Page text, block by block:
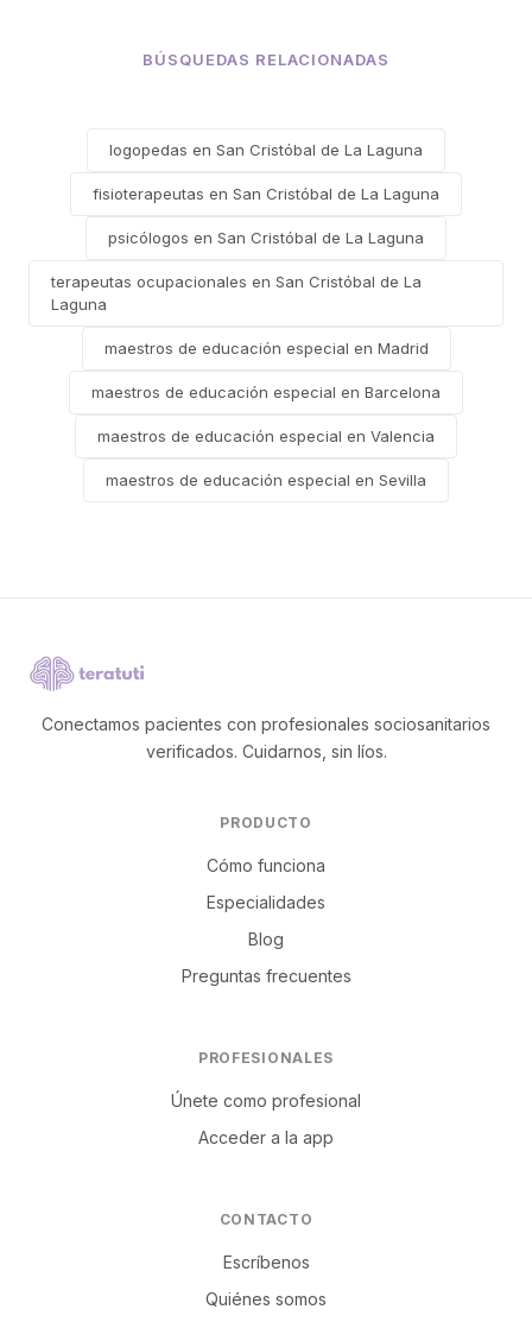
BÚSQUEDAS RELACIONADAS
logopedas en San Cristóbal de La Laguna
fisioterapeutas en San Cristóbal de La Laguna
psicólogos en San Cristóbal de La Laguna
terapeutas ocupacionales en San Cristóbal de La
Laguna
maestros de educación especial en Madrid
maestros de educación especial en Barcelona
maestros de educación especial en Valencia
maestros de educación especial en Sevilla
Conectamos pacientes con profesionales sociosanitarios
verificados. Cuidarnos, sin líos.
PRODUCTO
Cómo funciona
Especialidades
Blog
Preguntas frecuentes
PROFESIONALES
Únete como profesional
Acceder a la app
CONTACTO
Escríbenos
Quiénes somos